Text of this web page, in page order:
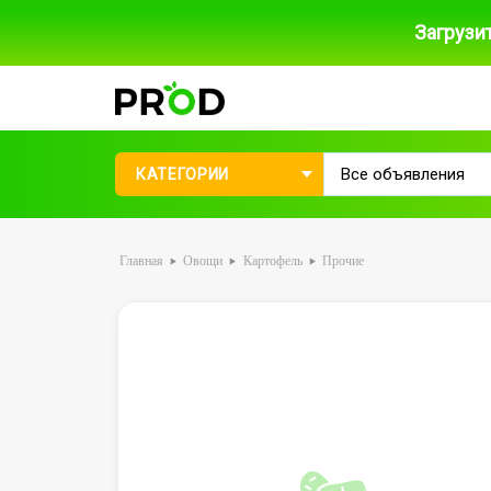
КАТЕГОРИИ
Главная Овощи Картофель Прочие